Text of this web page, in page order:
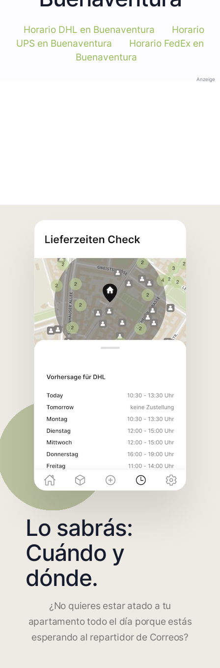
Horario DHL en Buenaventura
Horario
UPS en Buenaventura
Horario FedEx en
Buenaventura
Anzeige
Lo sabrás:
Cuándo y
dónde.
¿No quieres estar atado a tu
apartamento todo el día porque estás
esperando al repartidor de Correos?